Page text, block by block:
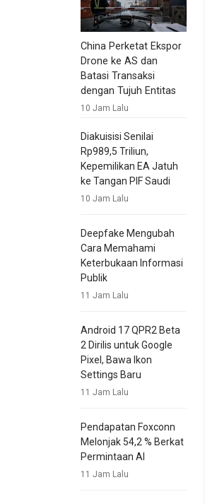
China Perketat Ekspor
Drone ke AS dan
Batasi Transaksi
dengan Tujuh Entitas
10 Jam Lalu
Diakuisisi Senilai
Rp989,5 Triliun,
Kepemilikan EA Jatuh
ke Tangan PIF Saudi
10 Jam Lalu
Deepfake Mengubah
Cara Memahami
Keterbukaan Informasi
Publik
11 Jam Lalu
Android 17 QPR2 Beta
2 Dirilis untuk Google
Pixel, Bawa Ikon
Settings Baru
11 Jam Lalu
Pendapatan Foxconn
Melonjak 54,2 % Berkat
Permintaan AI
11 Jam Lalu